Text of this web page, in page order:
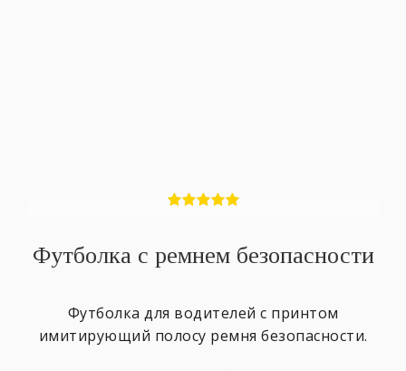
Футболка с ремнем безопасности
Футболка для водителей с принтом
имитирующий полосу ремня безопасности.